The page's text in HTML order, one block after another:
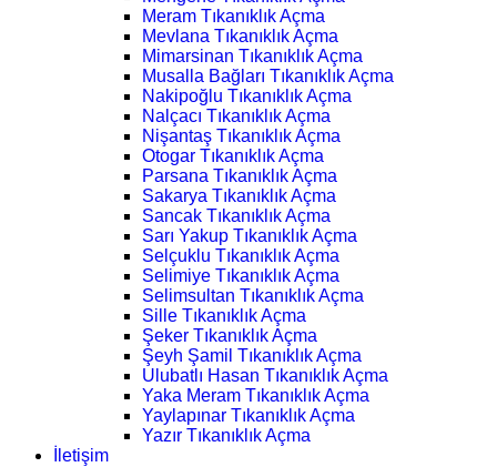
Meram Tıkanıklık Açma
Mevlana Tıkanıklık Açma
Mimarsinan Tıkanıklık Açma
Musalla Bağları Tıkanıklık Açma
Nakipoğlu Tıkanıklık Açma
Nalçacı Tıkanıklık Açma
Nişantaş Tıkanıklık Açma
Otogar Tıkanıklık Açma
Parsana Tıkanıklık Açma
Sakarya Tıkanıklık Açma
Sancak Tıkanıklık Açma
Sarı Yakup Tıkanıklık Açma
Selçuklu Tıkanıklık Açma
Selimiye Tıkanıklık Açma
Selimsultan Tıkanıklık Açma
Sille Tıkanıklık Açma
Şeker Tıkanıklık Açma
Şeyh Şamil Tıkanıklık Açma
Ulubatlı Hasan Tıkanıklık Açma
Yaka Meram Tıkanıklık Açma
Yaylapınar Tıkanıklık Açma
Yazır Tıkanıklık Açma
İletişim